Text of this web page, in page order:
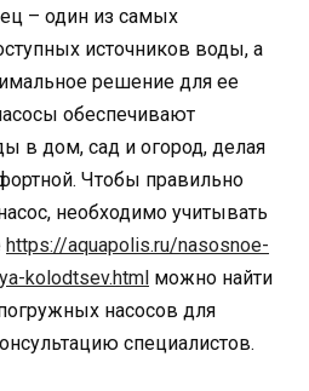
– один из самых
источников воды, а
решение для ее
обеспечивают
в дом, сад и огород, делая
Чтобы правильно
необходимо учитывать
https://aquapolis.ru/nasosnoe-
kolodtsev.html можно найти
насосов для
специалистов.